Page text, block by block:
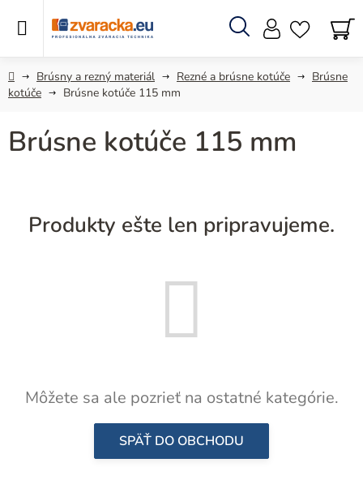
Hľadať
DomovBrúsny a rezný materiál Rezné a brúsne kotúče
Brúsne
kotúče
Brúsne kotúče 115 mm
Brúsne kotúče 115 mm
Produkty ešte len pripravujeme.
Môžete sa ale pozrieť na ostatné kategórie.
SPÄŤ DO OBCHODU